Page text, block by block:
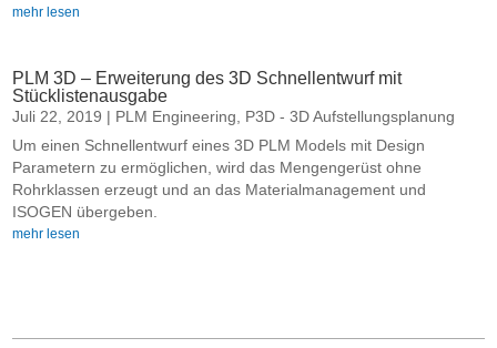
mehr lesen
PLM 3D – Erweiterung des 3D Schnellentwurf mit
Stücklistenausgabe
Juli 22, 2019 | PLM Engineering
P3D - 3D Aufstellungsplanung
Um einen Schnellentwurf eines 3D PLM Models mit Design
Parametern zu ermöglichen, wird das Mengengerüst ohne
Rohrklassen erzeugt und an das Materialmanagement und
ISOGEN übergeben.
mehr lesen